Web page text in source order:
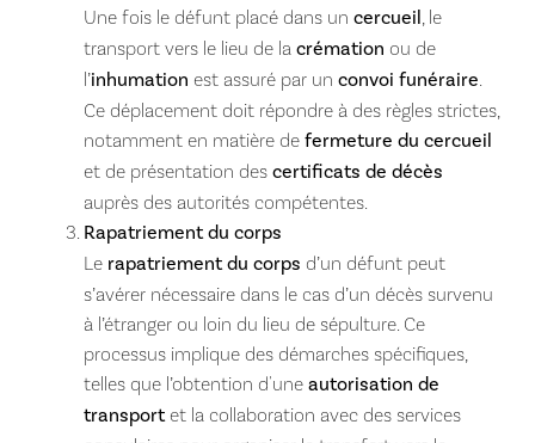
Une fois le défunt placé dans un cercueil , le
transport vers le lieu de la crémation ou de
l’inhumation est assuré par un convoi funéraire
Ce déplacement doit répondre à des règles strictes,
notamment en matière de fermeture du cercueil
et de présentation des certificats de décès
auprès des autorités compétentes.
Rapatriement du corps
Le rapatriement du corps d’un défunt peut
s’avérer nécessaire dans le cas d’un décès survenu
à l’étranger ou loin du lieu de sépulture. Ce
processus implique des démarches spécifiques,
telles que l’obtention d'une autorisation de
transportet la collaboration avec des services